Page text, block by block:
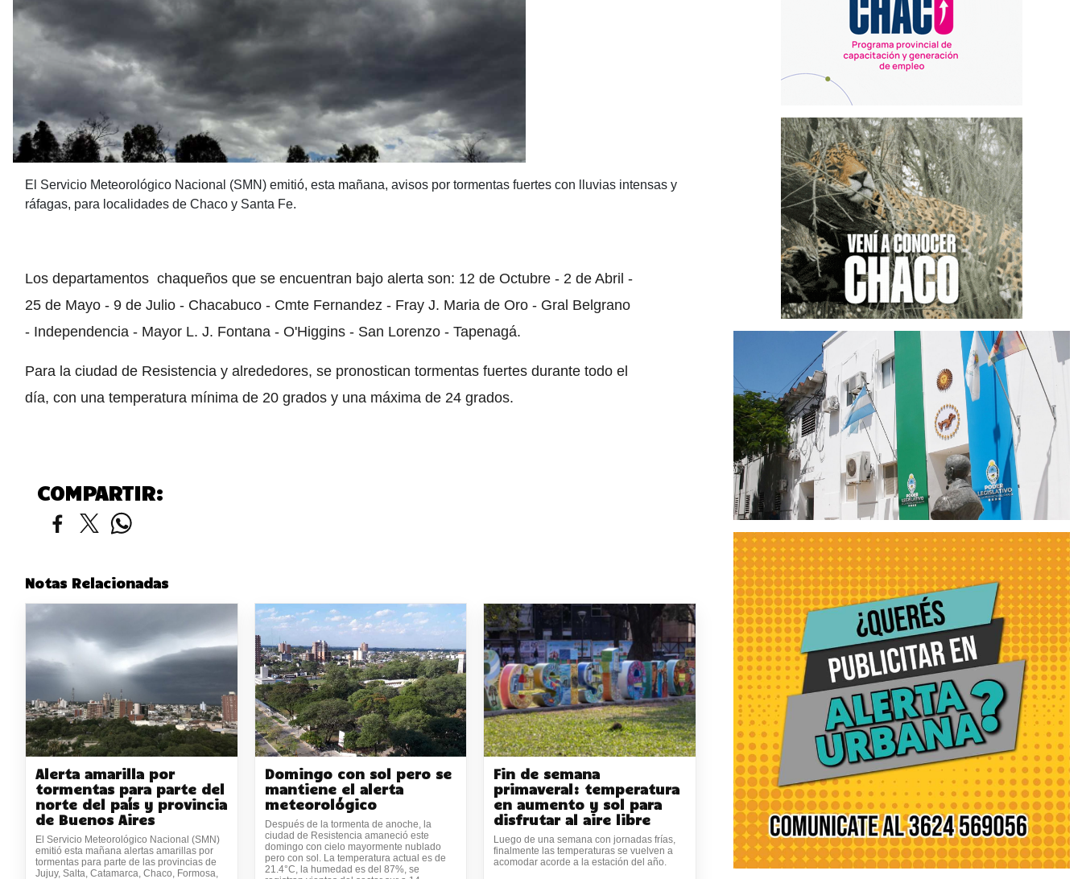
El Servicio Meteorológico Nacional (SMN) emitió, esta mañana, avisos por tormentas fuertes con lluvias intensas y
ráfagas, para localidades de Chaco y Santa Fe.
Los departamentos chaqueños que se encuentran bajo alerta son: 12 de Octubre - 2 de Abril -
25 de Mayo - 9 de Julio - Chacabuco - Cmte Fernandez - Fray J. Maria de Oro - Gral Belgrano
- Independencia - Mayor L. J. Fontana - O'Higgins - San Lorenzo - Tapenagá.
Para la ciudad de Resistencia y alrededores, se pronostican tormentas fuertes durante todo el
día, con una temperatura mínima de 20 grados y una máxima de 24 grados.
COMPARTIR:
Notas Relacionadas
Alerta amarilla por
tormentas para parte del
norte del país y provincia
de Buenos Aires
El Servicio Meteorológico Nacional (SMN)
emitió esta mañana alertas amarillas por
tormentas para parte de las provincias de
Jujuy, Salta, Catamarca, Chaco, Formosa,
Domingo con sol pero se
mantiene el alerta
meteorológico
Después de la tormenta de anoche, la
ciudad de Resistencia amaneció este
domingo con cielo mayormente nublado
pero con sol. La temperatura actual es de
21.4°C, la humedad es del 87%, se
Fin de semana
primaveral: temperatura
en aumento y sol para
disfrutar al aire libre
Luego de una semana con jornadas frías,
finalmente las temperaturas se vuelven a
acomodar acorde a la estación del año.